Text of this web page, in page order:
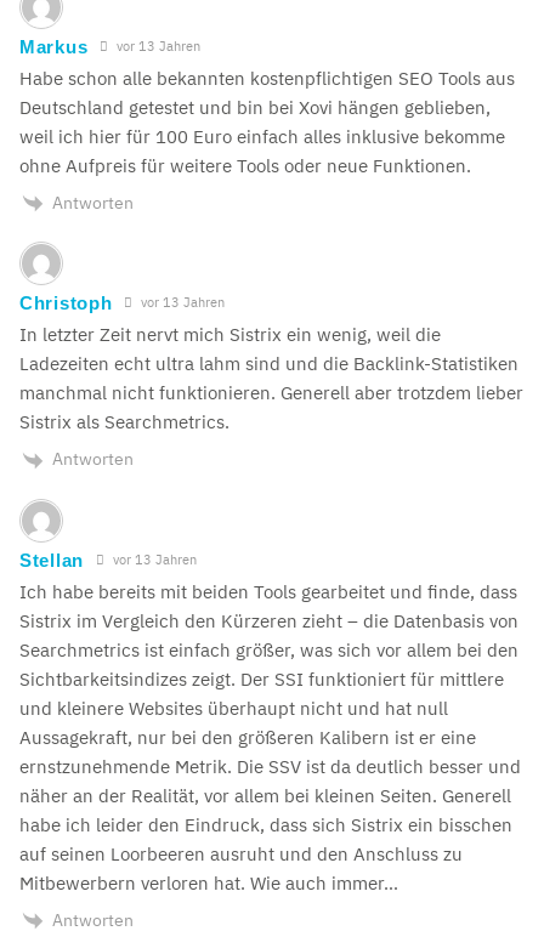
Markus vor 13 Jahren
Habe schon alle bekannten kostenpflichtigen SEO Tools aus
Deutschland getestet und bin bei Xovi hängen geblieben,
weil ich hier für 100 Euro einfach alles inklusive bekomme
ohne Aufpreis für weitere Tools oder neue Funktionen.
Antworten
Christoph vor 13 Jahren
In letzter Zeit nervt mich Sistrix ein wenig, weil die
Ladezeiten echt ultra lahm sind und die Backlink-Statistiken
manchmal nicht funktionieren. Generell aber trotzdem lieber
Sistrix als Searchmetrics.
Antworten
Stellan vor 13 Jahren
Ich habe bereits mit beiden Tools gearbeitet und finde, dass
Sistrix im Vergleich den Kürzeren zieht – die Datenbasis von
Searchmetrics ist einfach größer, was sich vor allem bei den
Sichtbarkeitsindizes zeigt. Der SSI funktioniert für mittlere
und kleinere Websites überhaupt nicht und hat null
Aussagekraft, nur bei den größeren Kalibern ist er eine
ernstzunehmende Metrik. Die SSV ist da deutlich besser und
näher an der Realität, vor allem bei kleinen Seiten. Generell
habe ich leider den Eindruck, dass sich Sistrix ein bisschen
auf seinen Loorbeeren ausruht und den Anschluss zu
Mitbewerbern verloren hat. Wie auch immer…
Antworten